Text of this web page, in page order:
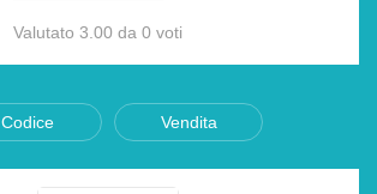
Valutato 3.00 da 0 voti
Codice Vendita